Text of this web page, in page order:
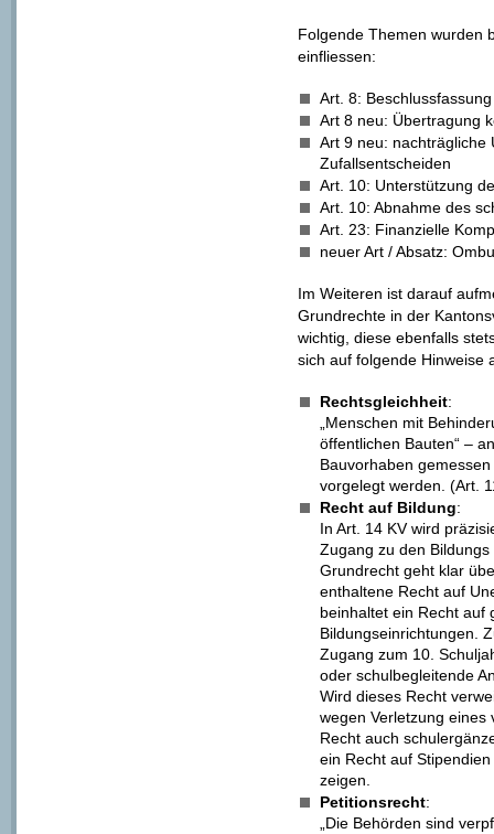
Folgende Themen wurden
einfliessen:
Art. 8:
Art 8 neu: Übertragung
Art 9 neu: nachträgliche
Zufallsentscheiden
Art. 10: Unterstützung
Art. 10: Abnahme des
Art. 23: Finanzielle
neuer Art / Absatz:
Im Weiteren ist darauf
Grundrechte in der
wichtig, diese ebenfalls
sich auf folgende Hinweise
Rechtsgleichheit:
„Menschen mit
öffentlichen Bauten“ –
Bauvorhaben
vorgelegt werden. (Art.
Recht auf Bildung:
In Art. 14 KV wird
Zugang zu den
Grundrecht geht klar
enthaltene Recht auf
beinhaltet ein Recht auf
Bildungseinrichtungen.
Zugang zum 10.
oder schulbegleitende
Wird dieses Recht
wegen Verletzung eines
Recht auch
ein Recht auf
zeigen.
Petitionsrecht:
„Die Behörden sind